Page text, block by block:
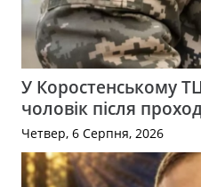
У Коростенському
чоловік після
Четвер, 6 Серпня, 2026